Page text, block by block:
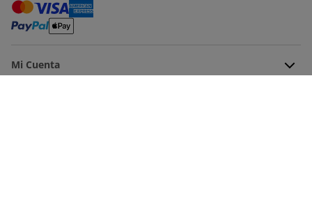
Mi Cuenta